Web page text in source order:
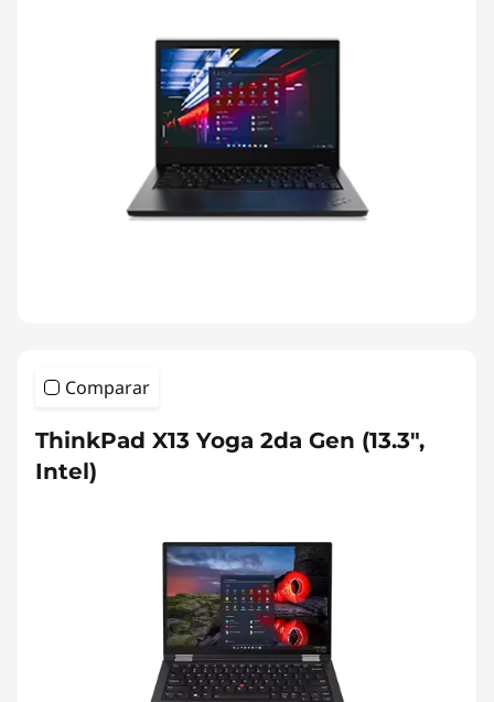
Comparar
ThinkPad X13 Yoga 2da Gen (13.3",
Intel)